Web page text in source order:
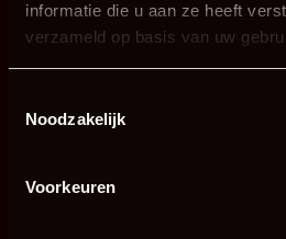
informatie die u aan ze heeft
verzameld op basis van uw
Noodzakelijk
Voorkeuren